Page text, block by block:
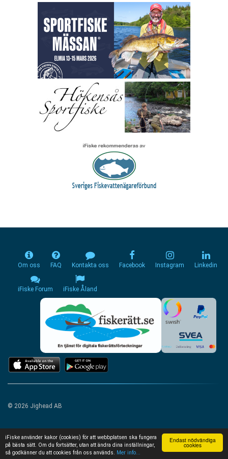
Endast nödvändiga
cookies
iFiske använder kakor (cookies) för att webbplatsen ska fungera
på bästa sätt. Om du fortsätter, utan att ändra dina inställningar,
så godkänner du att cookies från oss används.
Mer info...
Om oss FAQ Kontakta oss Facebook Instagram Linkedin
iFiske Forum iFiske Åland
© 2026 Jighead AB